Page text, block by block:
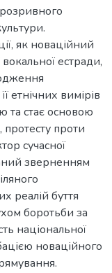
як новаційний
естради,
етнічних вимірів
та стає основою
протесту проти
сучасної
зверненням
реалій буття
боротьби за
національної
новаційного